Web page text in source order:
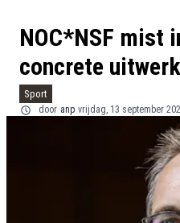
NOC*NSF mist
concrete
Sport
door anp vrijdag, 13 september